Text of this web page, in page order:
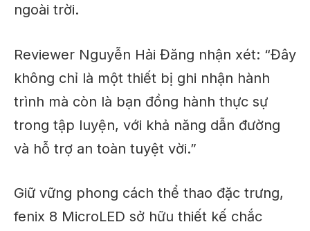
ngoài trời.
Reviewer Nguyễn Hải Đăng nhận xét: “Đây
không chỉ là một thiết bị ghi nhận hành
trình mà còn là bạn đồng hành thực sự
trong tập luyện, với khả năng dẫn đường
và hỗ trợ an toàn tuyệt vời.”
Giữ vững phong cách thể thao đặc trưng,
fenix 8 MicroLED sở hữu thiết kế chắc